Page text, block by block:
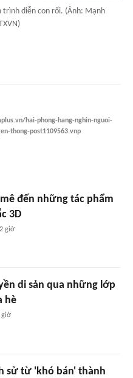
trình diễn con rối. (Ảnh: Mạnh
hai-phong-hang-nghin-nguoi-
thong-post1109563.vnp
đến những tác phẩm
3D
2 giờ
di sản qua những lớp
hè
giờ
sử từ 'khó bán' thành